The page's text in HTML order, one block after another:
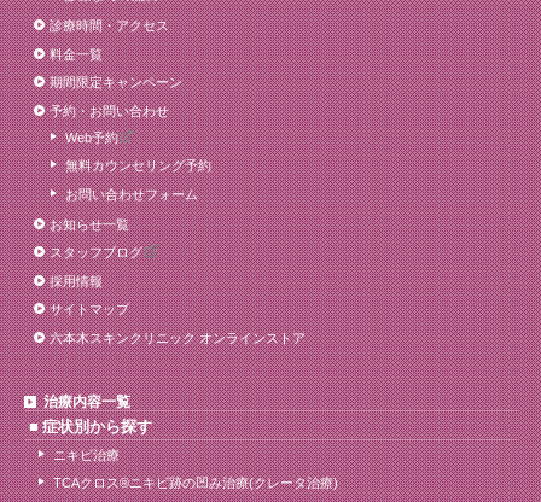
診療時間・アクセス
料金一覧
期間限定キャンペーン
予約・お問い合わせ
Web予約
無料カウンセリング予約
お問い合わせフォーム
お知らせ一覧
スタッフブログ
採用情報
サイトマップ
六本木スキンクリニック オンラインストア
治療内容一覧
症状別から探す
ニキビ治療
TCAクロス®ニキビ跡の凹み治療(クレータ治療)